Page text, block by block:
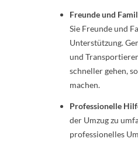
Freunde und
Sie Freunde und
Unterstützung.
und
schneller gehen,
machen.
Professionelle
der Umzug zu
professionelles